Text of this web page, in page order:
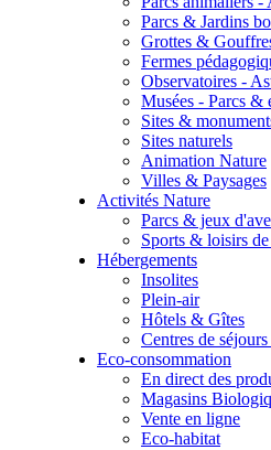
Parcs & Jardins
Grottes &
Fermes
Observatoires -
Musées - Parcs &
Sites &
Sites naturels
Animation Nature
Villes & Paysages
Activités Nature
Parcs & jeux
Sports & loisirs
Hébergements
Insolites
Plein-air
Hôtels & Gîtes
Centres de
Eco-consommation
En direct des
Magasins
Vente en ligne
Eco-habitat